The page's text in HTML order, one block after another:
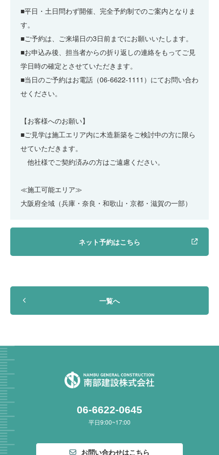
■平日・土日問わず開催、完全予約制でのご案内となりま
す。
■ご予約は、ご来場日の3日前までにお願いいたします。
■お申込み後、担当者からの折り返しの連絡をもってご見
学日時の確定とさせていただきます。
■当日のご予約はお電話（06-6622-1111）にてお問い合わ
せください。
【お客様へのお願い】
■ご見学は施工エリア内に木造新築をご検討中の方に限ら
せていただきます。
他社様でご契約済みの方はご遠慮ください。
≪施工可能エリア≫
大阪府全域（兵庫・奈良・和歌山・京都・滋賀の一部）
ネット予約はこちら
一覧へ
06-6622-0645
平日9:00~17:00
お問い合わせはこちら